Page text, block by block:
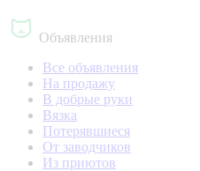
Объявления
Все объявления
На продажу
В добрые руки
Вязка
Потерявшиеся
От заводчиков
Из приютов